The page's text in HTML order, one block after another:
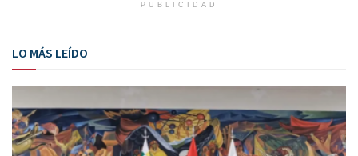
PUBLICIDAD
LO MÁS LEÍDO